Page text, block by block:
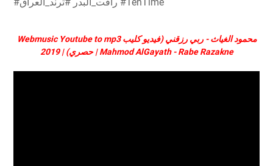
#رافت_البدر #ترند_العراق #TenTime
Webmusic Youtube to mp3 محمود الغياث - ربي رزقني (فيديو كليب
حصري) | 2019 | Mahmod AlGayath - Rabe Razakne